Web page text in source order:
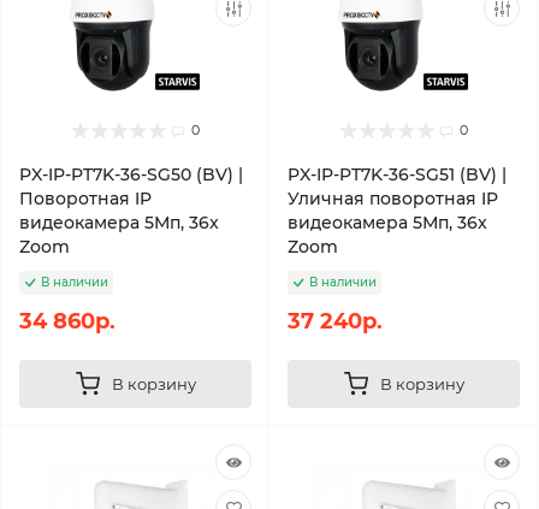
0
PX-IP-PT7K-36-SG50 (BV) |
Поворотная IP
видеокамера 5Мп, 36x
Zoom
В наличии
34 860р.
В корзину
0
PX-IP-PT7K-36-SG51 (BV) |
Уличная поворотная IP
видеокамера 5Мп, 36x
Zoom
В наличии
37 240р.
В корзину